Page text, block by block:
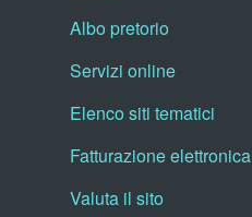
Albo pretorio
Servizi online
Elenco siti tematici
Fatturazione elettronica
Valuta il sito